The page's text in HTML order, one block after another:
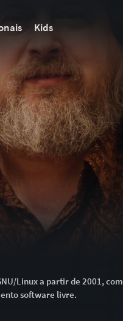
Kids
Linux a partir de 2001, com
software livre.